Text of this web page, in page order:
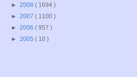
► 2008 ( 1694 )
► 2007 ( 1100 )
► 2006 ( 957 )
► 2005 ( 10 )